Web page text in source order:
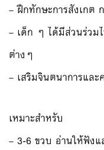
– ฝึกทักษะการสังเกต
– เด็ก ๆ ได้มีส่วนร่วม
ต่างๆ
– เสริมจินตนาการแล
เหมาะสำหรับ
– 3-6 ขวบ อ่านให้ฟัง